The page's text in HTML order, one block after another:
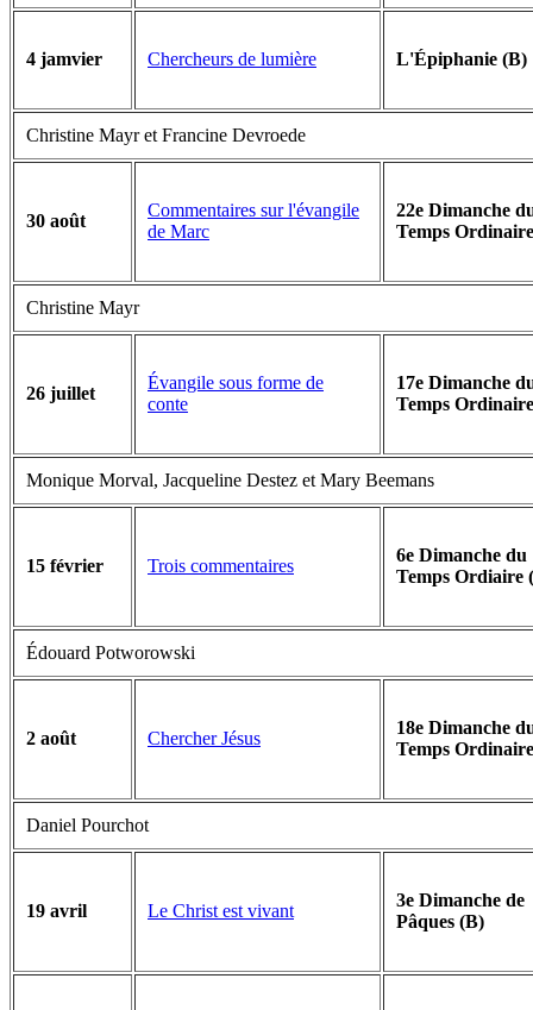
4 jamvier Chercheurs de lumière L'Épiphanie (B)
Christine Mayr et Francine Devroede
30 août
Commentaires sur l'évangile
de Marc
22e Dimanche
Temps
Christine Mayr
26 juillet
Évangile sous forme de
conte
17e Dimanche
Temps
Monique Morval, Jacqueline Destez et Mary Beemans
15 février Trois commentaires
6e Dimanche du
Temps Ordiaire
Édouard Potworowski
2 août Chercher Jésus
18e Dimanche
Temps
Daniel Pourchot
19 avril Le Christ est vivant
3e Dimanche de
Pâques (B)